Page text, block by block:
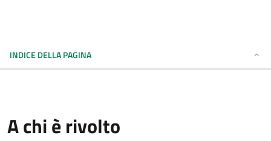
INDICE DELLA PAGINA
A chi è rivolto